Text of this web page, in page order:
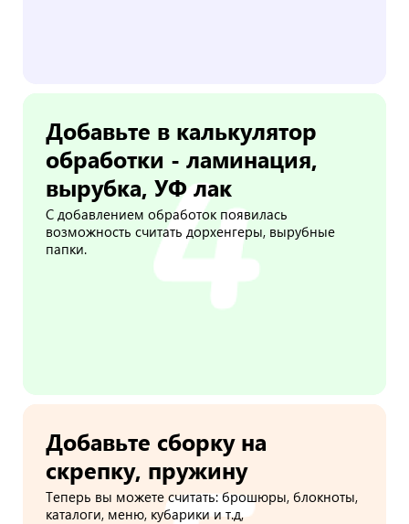
Добавьте в калькулятор
обработки - ламинация,
вырубка, УФ лак
С добавлением обработок появилась
возможность считать дорхенгеры, вырубные
папки.
Добавьте сборку на
скрепку, пружину
Теперь вы можете считать: брошюры, блокноты,
каталоги, меню, кубарики и т.д,